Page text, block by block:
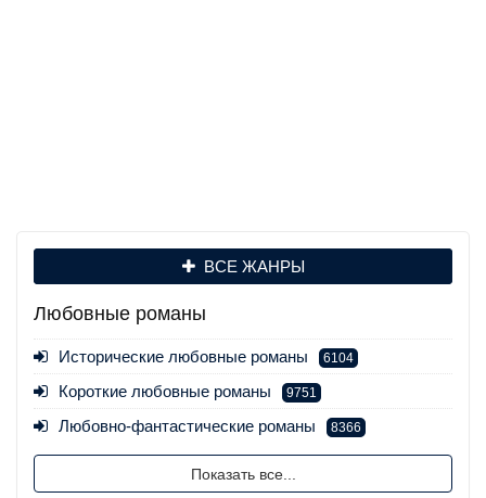
ВСЕ ЖАНРЫ
Любовные романы
Исторические любовные романы 6104
Короткие любовные романы 9751
Любовно-фантастические романы 8366
Показать все...